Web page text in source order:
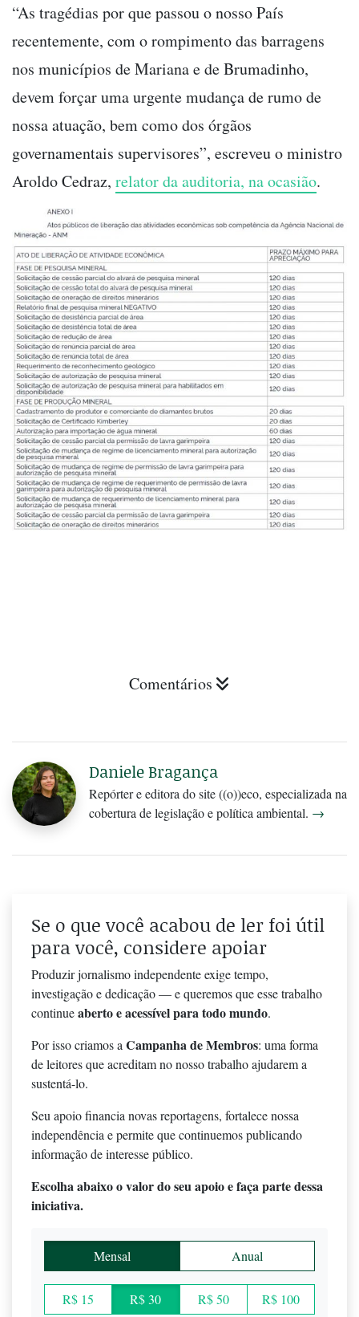
“As tragédias por que passou o nosso País
recentemente, com o rompimento das barragens
nos municípios de Mariana e de Brumadinho,
devem forçar uma urgente mudança de rumo de
nossa atuação, bem como dos órgãos
governamentais supervisores”, escreveu o ministro
Aroldo Cedraz, relator da auditoria, na ocasião.
Comentários
Daniele Bragança
Repórter e editora do site ((o))eco, especializada na
cobertura de legislação e política ambiental. →
Se o que você acabou de ler foi útil
para você, considere apoiar
Produzir jornalismo independente exige tempo,
investigação e dedicação — e queremos que esse trabalho
continueaberto e acessível para todo mundo.
Por isso criamos a Campanha de Membros: uma forma
de leitores que acreditam no nosso trabalho ajudarem a
sustentá-lo.
Seu apoio financia novas reportagens, fortalece nossa
independência e permite que continuemos publicando
informação de interesse público.
Escolha abaixo o valor do seu apoio e faça parte dessa
iniciativa.
Mensal Anual
R$ 15 R$ 30 R$ 50 R$ 100